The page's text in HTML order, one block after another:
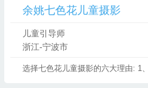
余姚七色花儿童摄影
儿童引导师
浙江-宁波市